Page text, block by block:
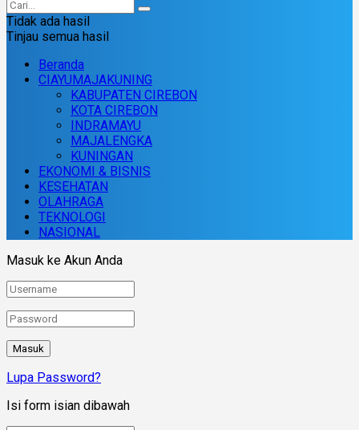
Tidak ada hasil
Tinjau semua hasil
Beranda
CIAYUMAJAKUNING
KABUPATEN CIREBON
KOTA CIREBON
INDRAMAYU
MAJALENGKA
KUNINGAN
EKONOMI & BISNIS
KESEHATAN
OLAHRAGA
TEKNOLOGI
NASIONAL
Masuk ke Akun Anda
Lupa Password?
Isi form isian dibawah